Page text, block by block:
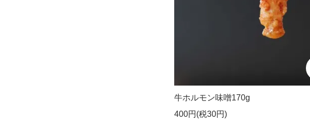
牛ホルモン味噌170g
400円(税30円)